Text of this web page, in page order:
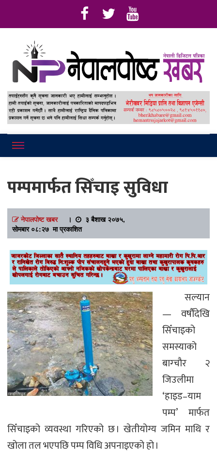
पम्पमार्फत सिँचाइ सुविधा
नेपालपोष्ट खबर।
३ बैशाख २०७५,
सोमबार ०८:२७ मा प्रकाशित
सल्यान
— वर्षौंदेखि
सिँचाइको
समस्याको
बाग्चौर २
जिउलीमा
‘हाइड–याम
पम्प’ मार्फत
सिँचाइको व्यवस्था गरिएको छ । खेतीयोग्य जमिन माथि र
खोला तल भएपछि पम्प विधि अपनाइएको हो ।